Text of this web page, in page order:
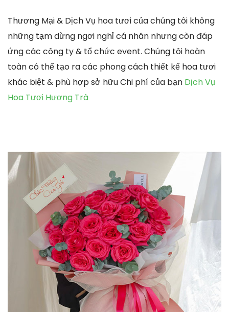
Thương Mại & Dịch Vụ hoa tươi của chúng tôi không
những tạm dừng ngơi nghỉ cá nhân nhưng còn đáp
ứng các công ty & tổ chức event. Chúng tôi hoàn
toàn có thể tạo ra các phong cách thiết kế hoa tươi
khác biệt & phù hợp sở hữu Chi phí của bạn Dịch Vụ
Hoa Tươi Hương Trà